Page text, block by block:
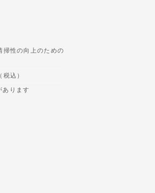
掃性の向上のための
込）
あります